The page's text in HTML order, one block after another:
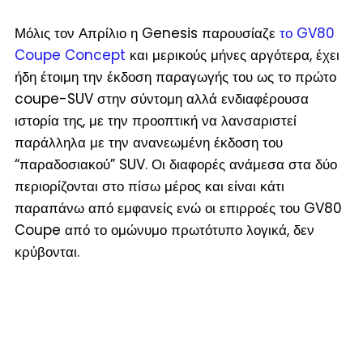
Μόλις τον Απρίλιο η Genesis παρουσίαζε το GV80
Coupe Concept και μερικούς μήνες αργότερα, έχει
ήδη έτοιμη την έκδοση παραγωγής του ως το πρώτο
coupe-SUV στην σύντομη αλλά ενδιαφέρουσα
ιστορία της, με την προοπτική να λανσαριστεί
παράλληλα με την ανανεωμένη έκδοση του
“παραδοσιακού” SUV. Οι διαφορές ανάμεσα στα δύο
περιορίζονται στο πίσω μέρος και είναι κάτι
παραπάνω από εμφανείς ενώ οι επιρροές του GV80
Coupe από το ομώνυμο πρωτότυπο λογικά, δεν
κρύβονται.